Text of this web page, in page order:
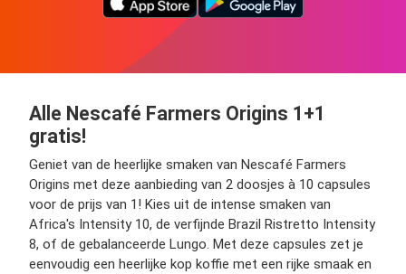
Alle Nescafé Farmers Origins 1+1
gratis!
Geniet van de heerlijke smaken van Nescafé Farmers
Origins met deze aanbieding van 2 doosjes à 10 capsules
voor de prijs van 1! Kies uit de intense smaken van
Africa's Intensity 10, de verfijnde Brazil Ristretto Intensity
8, of de gebalanceerde Lungo. Met deze capsules zet je
eenvoudig een heerlijke kop koffie met een rijke smaak en